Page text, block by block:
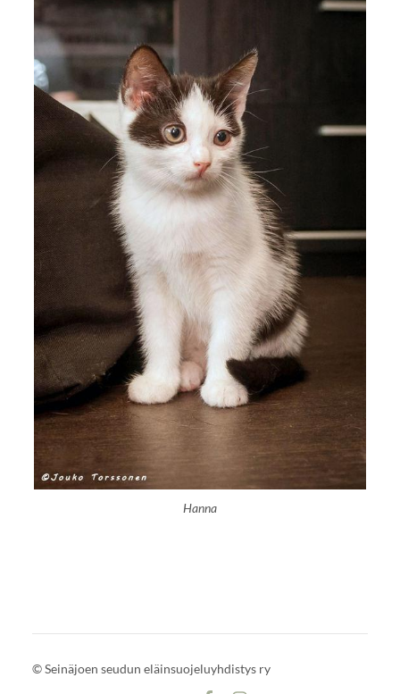
Hanna
©Seinäjoen seudun eläinsuojeluyhdistys ry